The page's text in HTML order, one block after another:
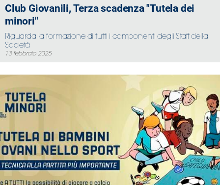
Museo
del
Calcio
Shop
nazionali
Assicurazione
Cerca
Whistleblowing
Club Giovanili, Terza scadenza "Tutela dei
minori"
Riguarda la formazione di tutti i componenti degli Staff della
Società
13 febbraio 2025